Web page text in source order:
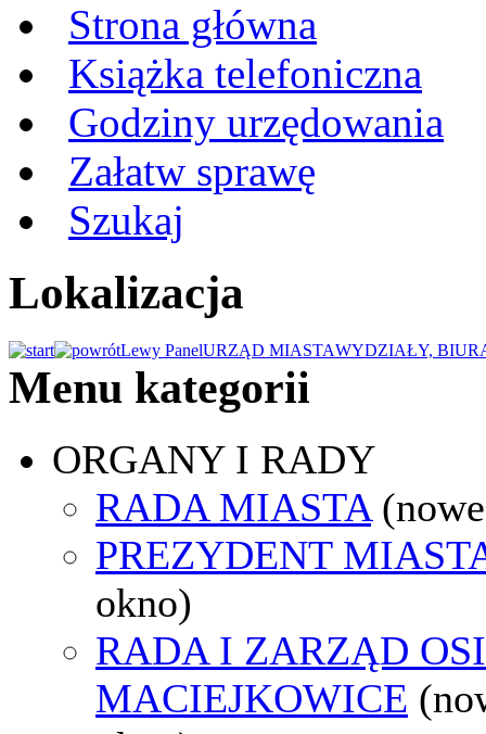
Strona główna
Książka telefoniczna
Godziny urzędowania
Załatw sprawę
Szukaj
Lokalizacja
Lewy PanelURZĄD MIASTAWYDZIAŁY,
Menu kategorii
ORGANY I RADY
RADA MIASTA
PREZYDENT
okno)
RADA I ZARZĄD
MACIEJKOWICE